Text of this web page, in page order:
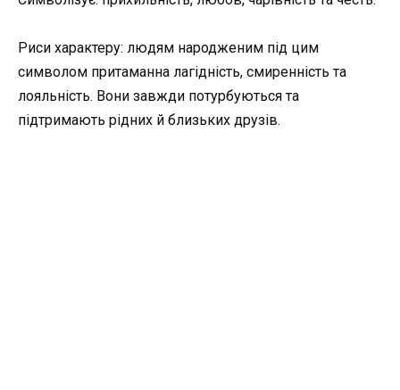
Риси характеру: людям народженим під цим
символом притаманна лагідність, смиренність та
лояльність. Вони завжди потурбуються та
підтримають рідних й близьких друзів.